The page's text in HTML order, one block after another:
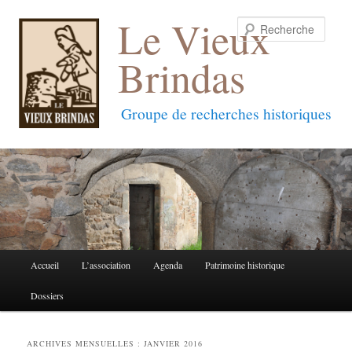
Le Vieux
Brindas
Groupe de recherches historiques
Aller
au
Aller
au
Accueil L’association Agenda Patrimoine historique
Dossiers
ARCHIVES MENSUELLES : JANVIER 2016